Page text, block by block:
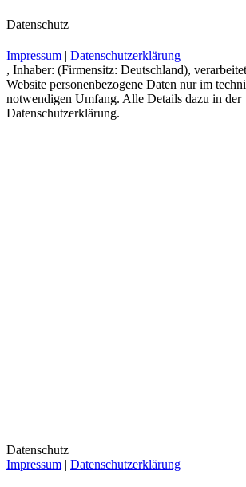
Datenschutz
Impressum
Datenschutzerklärung
, Inhaber: (Firmensitz: Deutschland),
Website personenbezogene Daten nur im
notwendigen Umfang. Alle Details dazu in der
Datenschutzerklärung.
Datenschutz
Impressum
Datenschutzerklärung